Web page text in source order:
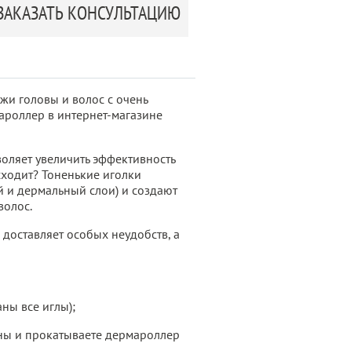
КОНСУЛЬТАЦИЮ
головы и волос с очень
в интернет-магазине
увеличить эффективность
Тоненькие иголки
дермальный слои) и создают
особых неудобств, а
все иглы);
и прокатываете дермароллер